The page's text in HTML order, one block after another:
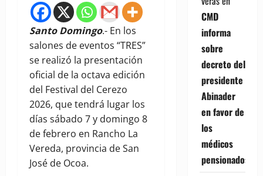
Santo Domingo.- En los
salones de eventos “TRES”
se realizó la presentación
oficial de la octava edición
del Festival del Cerezo
2026, que tendrá lugar los
días sábado 7 y domingo 8
de febrero en Rancho La
Vereda, provincia de San
José de Ocoa.
CMD
informa
sobre
decreto del
presidente
Abinader
en favor de
los
médicos
pensionados